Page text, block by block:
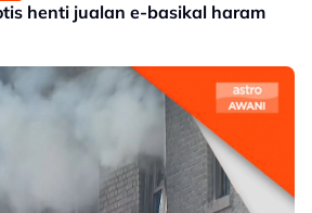
henti jualan e-basikal haram